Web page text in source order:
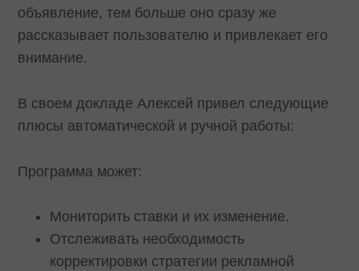
объявление, тем больше оно сразу же
рассказывает пользователю и привлекает его
внимание.
В своем докладе Алексей привел следующие
плюсы автоматической и ручной работы:
Программа может:
Мониторить ставки и их изменение.
Отслеживать необходимость
корректировки стратегии рекламной